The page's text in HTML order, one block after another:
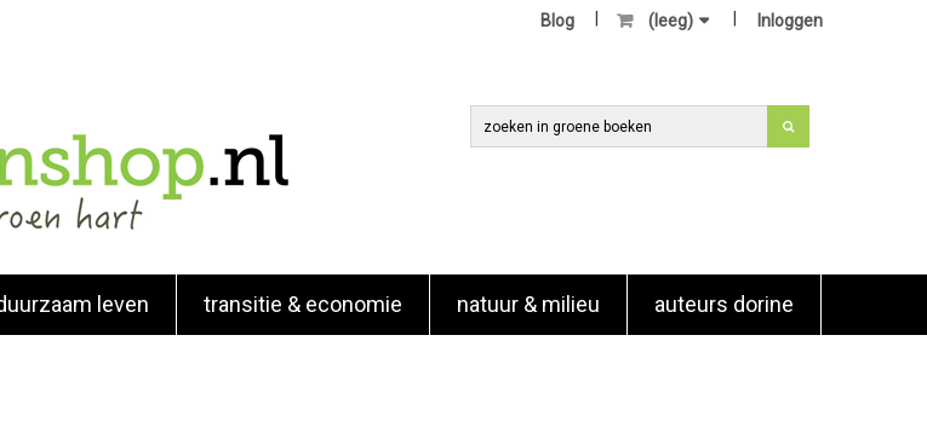
Inloggen
(leeg)
Blog
leven transitie & economie natuur & milieu auteurs dorine